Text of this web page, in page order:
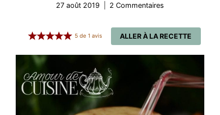
27 août 2019 2 Commentaires
ALLER À LA RECETTE
5 de1 avis